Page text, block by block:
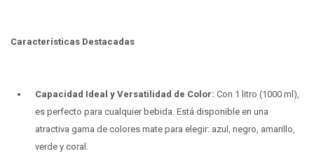
Características Destacadas
Capacidad Ideal y Versatilidad de Color: Con 1 litro (1000 ml),
es perfecto para cualquier bebida. Está disponible en una
atractiva gama de colores mate para elegir: azul, negro, amarillo,
verde y coral.